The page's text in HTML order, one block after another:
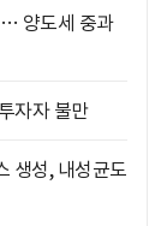
양도세 중과
자자 불만
생성, 내성균도